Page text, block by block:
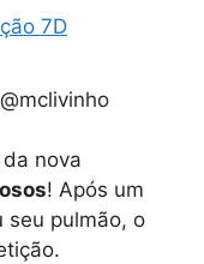
7D
nova
! Após um
seu pulmão, o